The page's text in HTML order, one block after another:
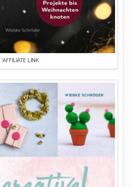
*AFFILIATE LINK